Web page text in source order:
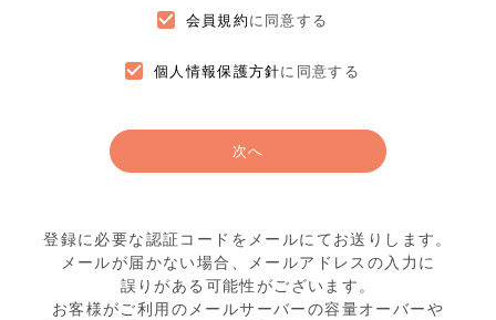
会員規約に同意する
個人情報保護方針に同意する
次へ
登録に必要な認証コードをメールにてお送りします。
メールが届かない場合、メールアドレスの入力に
誤りがある可能性がございます。
お客様がご利用のメールサーバーの容量オーバーや